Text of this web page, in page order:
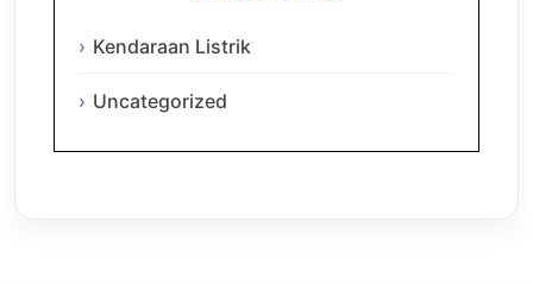
Kendaraan Listrik
Uncategorized